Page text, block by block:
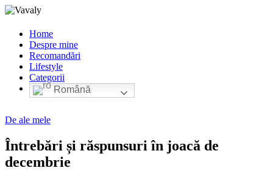
Home
Despre mine
Recomandări
Lifestyle
Categorii
Română
De ale mele
Întrebări și răspunsuri în joacă de
decembrie